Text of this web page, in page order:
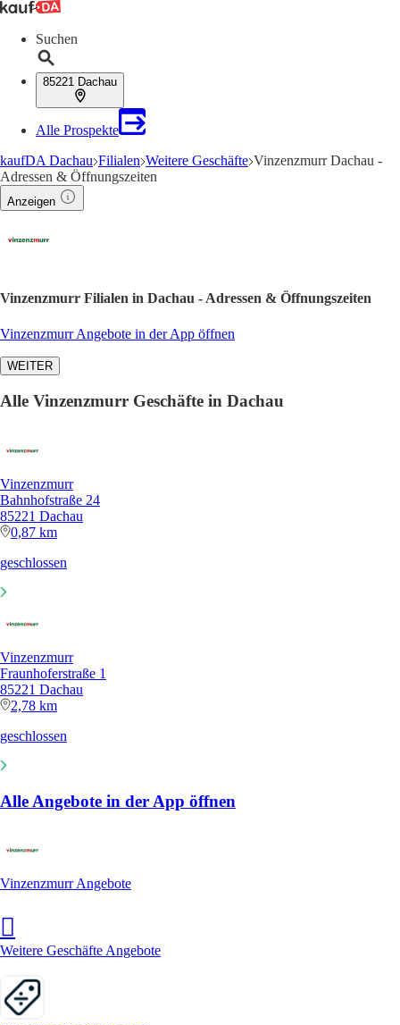
Suchen
85221 Dachau
Alle Prospekte
kaufDA Dachau Filialen Weitere Geschäfte Vinzenzmurr Dachau -
Adressen & Öffnungszeiten
Anzeigen
Vinzenzmurr Filialen in Dachau - Adressen & Öffnungszeiten
Vinzenzmurr Angebote in der App öffnen
WEITER
Alle Vinzenzmurr Geschäfte in Dachau
Vinzenzmurr
Bahnhofstraße 24
85221 Dachau
0,87 km
geschlossen
Vinzenzmurr
Fraunhoferstraße 1
85221 Dachau
2,78 km
geschlossen
Alle Angebote in der App öffnen
Vinzenzmurr Angebote
Weitere Geschäfte Angebote